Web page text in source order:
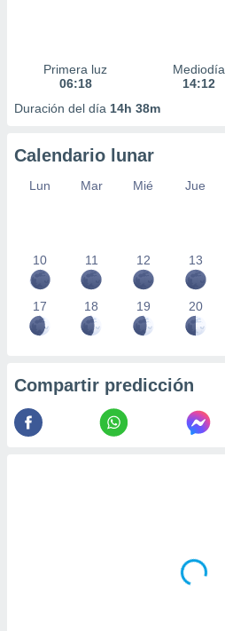
Primera luz
06:18
Mediodía
14:12
Duración del día 14h 38m
Calendario lunar
Lun Mar Mié Jue
10 11 12 13
17 18 19 20
Compartir predicción